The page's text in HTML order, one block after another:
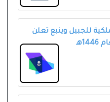
للجبيل وينبع تعلن